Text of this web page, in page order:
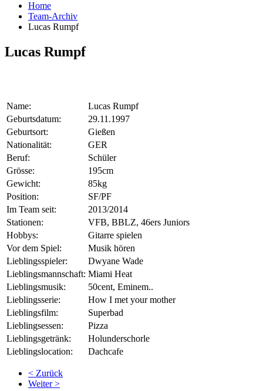
Home
Team-Archiv
Lucas Rumpf
Lucas Rumpf
Name:
Lucas Rumpf
Geburtsdatum:
29.11.1997
Geburtsort:
Gießen
Nationalität:
GER
Beruf:
Schüler
Grösse:
195cm
Gewicht:
85kg
Position:
SF/PF
Im Team seit:
2013/2014
Stationen:
VFB, BBLZ, 46ers Juniors
Hobbys:
Gitarre spielen
Vor dem Spiel:
Musik hören
Lieblingsspieler:
Dwyane Wade
Lieblingsmannschaft: Miami Heat
Lieblingsmusik:
50cent, Eminem..
Lieblingsserie:
How I met your mother
Lieblingsfilm:
Superbad
Lieblingsessen:
Pizza
Lieblingsgetränk:
Holunderschorle
Lieblingslocation:
Dachcafe
< Zurück
Weiter >